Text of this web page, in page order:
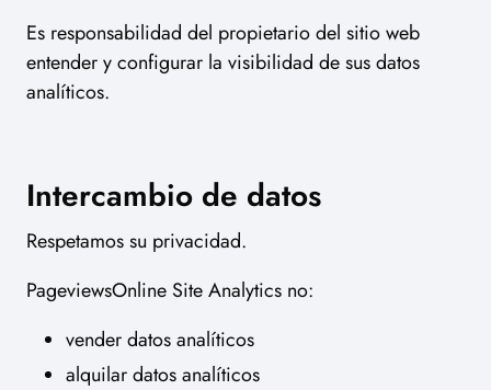
Es responsabilidad del propietario del sitio web
entender y configurar la visibilidad de sus datos
analíticos.
Intercambio de datos
Respetamos su privacidad.
PageviewsOnline Site Analytics no:
vender datos analíticos
alquilar datos analíticos